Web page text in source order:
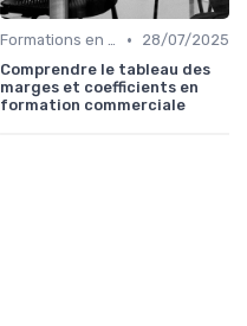
Formations en ligne •
28/07/2025
Comprendre le tableau des
marges et coefficients en
formation commerciale